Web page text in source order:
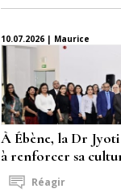
10.07.2026 | Maurice
À Ébène, la Dr
à renforcer sa
Réagir